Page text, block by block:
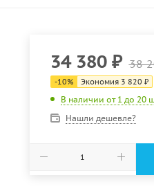
34 380₽ 38
-10% Экономия 3 820 ₽
В наличии от 1 до 20
Нашли дешевле?